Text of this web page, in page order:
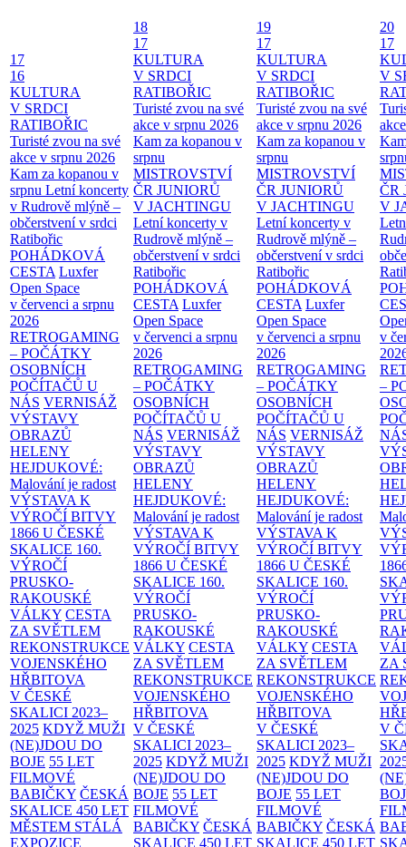
17
16
KULTURA
V SRDCI
RATIBOŘIC
Turisté zvou na své
akce v srpnu 2026
Kam za kopanou v
srpnu Letní koncerty
v Rudrově mlýně –
občerstvení v srdci
Ratibořic
POHÁDKOVÁ
CESTA Luxfer
Open Space
v červenci a srpnu
2026
RETROGAMING
– POČÁTKY
OSOBNÍCH
POČÍTAČŮ U
NÁS VERNISÁŽ
VÝSTAVY
OBRAZŮ
HELENY
HEJDUKOVÉ:
Malování je radost
VÝSTAVA K
VÝROČÍ BITVY
1866 U ČESKÉ
SKALICE 160.
VÝROČÍ
PRUSKO-
RAKOUSKÉ
VÁLKY CESTA
ZA SVĚTLEM
REKONSTRUKCE
VOJENSKÉHO
HŘBITOVA
V ČESKÉ
SKALICI 2023–
2025 KDYŽ MUŽI
(NE)JDOU DO
BOJE 55 LET
FILMOVÉ
BABIČKY ČESKÁ
SKALICE 450 LET
MĚSTEM STÁLÁ
EXPOZICE
18
17
KULTURA
V SRDCI
RATIBOŘIC
Turisté zvou na své
akce v srpnu 2026
Kam za kopanou v
srpnu
MISTROVSTVÍ
ČR JUNIORŮ
V JACHTINGU
Letní koncerty v
Rudrově mlýně –
občerstvení v srdci
Ratibořic
POHÁDKOVÁ
CESTA Luxfer
Open Space
v červenci a srpnu
2026
RETROGAMING
– POČÁTKY
OSOBNÍCH
POČÍTAČŮ U
NÁS VERNISÁŽ
VÝSTAVY
OBRAZŮ
HELENY
HEJDUKOVÉ:
Malování je radost
VÝSTAVA K
VÝROČÍ BITVY
1866 U ČESKÉ
SKALICE 160.
VÝROČÍ
PRUSKO-
RAKOUSKÉ
VÁLKY CESTA
ZA SVĚTLEM
REKONSTRUKCE
VOJENSKÉHO
HŘBITOVA
V ČESKÉ
SKALICI 2023–
2025 KDYŽ MUŽI
(NE)JDOU DO
BOJE 55 LET
FILMOVÉ
BABIČKY ČESKÁ
SKALICE 450 LET
19
17
KULTURA
V SRDCI
RATIBOŘIC
Turisté zvou na své
akce v srpnu 2026
Kam za kopanou v
srpnu
MISTROVSTVÍ
ČR JUNIORŮ
V JACHTINGU
Letní koncerty v
Rudrově mlýně –
občerstvení v srdci
Ratibořic
POHÁDKOVÁ
CESTA Luxfer
Open Space
v červenci a srpnu
2026
RETROGAMING
– POČÁTKY
OSOBNÍCH
POČÍTAČŮ U
NÁS VERNISÁŽ
VÝSTAVY
OBRAZŮ
HELENY
HEJDUKOVÉ:
Malování je radost
VÝSTAVA K
VÝROČÍ BITVY
1866 U ČESKÉ
SKALICE 160.
VÝROČÍ
PRUSKO-
RAKOUSKÉ
VÁLKY CESTA
ZA SVĚTLEM
REKONSTRUKCE
VOJENSKÉHO
HŘBITOVA
V ČESKÉ
SKALICI 2023–
2025 KDYŽ MUŽI
(NE)JDOU DO
BOJE 55 LET
FILMOVÉ
BABIČKY ČESKÁ
SKALICE 450 LET
20
17
V
ČR
V
v
–
ZA
V